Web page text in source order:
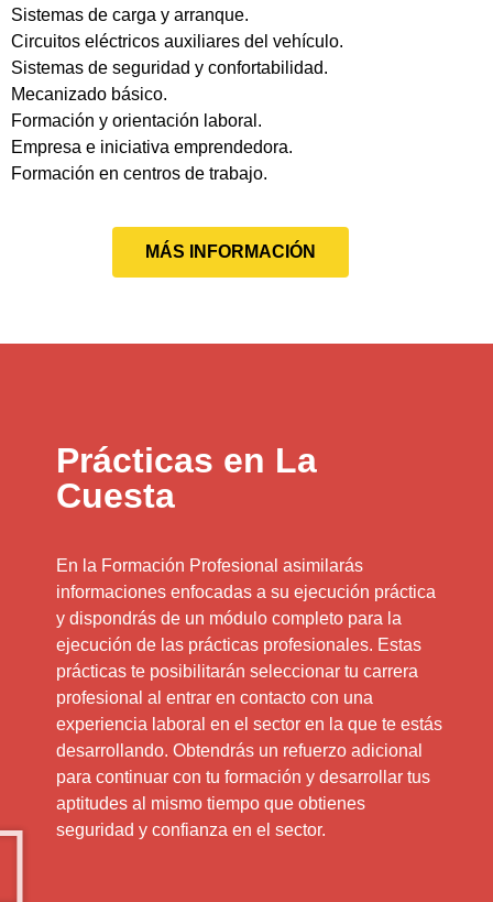
Sistemas de carga y arranque.
Circuitos eléctricos auxiliares del vehículo.
Sistemas de seguridad y confortabilidad.
Mecanizado básico.
Formación y orientación laboral.
Empresa e iniciativa emprendedora.
Formación en centros de trabajo.
MÁS INFORMACIÓN
Prácticas en La
Cuesta
En la Formación Profesional asimilarás
informaciones enfocadas a su ejecución práctica
y dispondrás de un módulo completo para la
ejecución de las prácticas profesionales. Estas
prácticas te posibilitarán seleccionar tu carrera
profesional al entrar en contacto con una
experiencia laboral en el sector en la que te estás
desarrollando. Obtendrás un refuerzo adicional
para continuar con tu formación y desarrollar tus
aptitudes al mismo tiempo que obtienes
seguridad y confianza en el sector.